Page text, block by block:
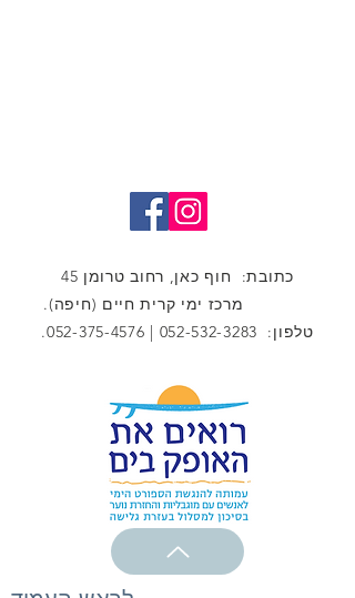
כתובת: חוף כאן, רחוב טרומן 45
מרכז ימי קרית חיים (חיפה).
טלפון: 052-532-3283
|
052-375-4576
.